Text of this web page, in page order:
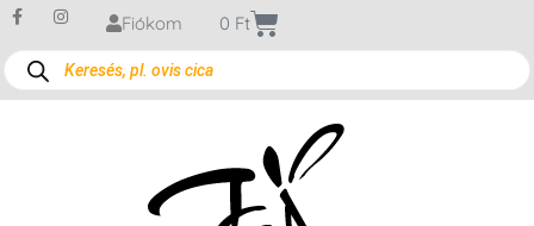
Fiókom 0 Ft